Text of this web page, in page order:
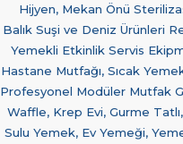
Hijyen, Mekan Önü
Balık Suşi ve Deniz Ürünleri
Yemekli Etkinlik Servis
Hastane Mutfağı, Sıcak
Profesyonel Modüler Mutfak
Waffle, Krep Evi, Gurme
Sulu Yemek, Ev Yemeği,